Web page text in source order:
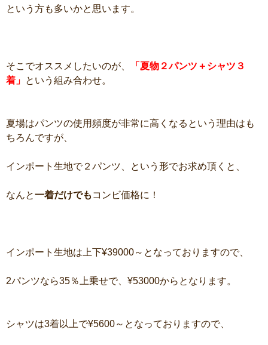
という方も多いかと思います。
そこでオススメしたいのが、
「夏物２パンツ＋シャツ３
着」 という組み合わせ。
夏場はパンツの使用頻度が非常に高くなるという理由はも
ちろんですが、
インポート生地で２パンツ、という形でお求め頂くと、
なんと一着だけでも コンビ価格に！
インポート生地は上下¥39000～となっておりますので、
2パンツなら35％上乗せで、¥53000からとなります。
シャツは3着以上で¥5600～となっておりますので、